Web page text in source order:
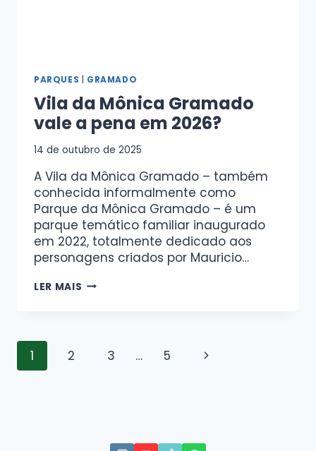
PARQUES GRAMADO
Vila da Mônica Gramado
vale a pena em 2026?
14 de outubro de 2025
A Vila da Mônica Gramado – também
conhecida informalmente como
Parque da Mônica Gramado – é um
parque temático familiar inaugurado
em 2022, totalmente dedicado aos
personagens criados por Mauricio…
LER MAIS
1 2 3 … 5